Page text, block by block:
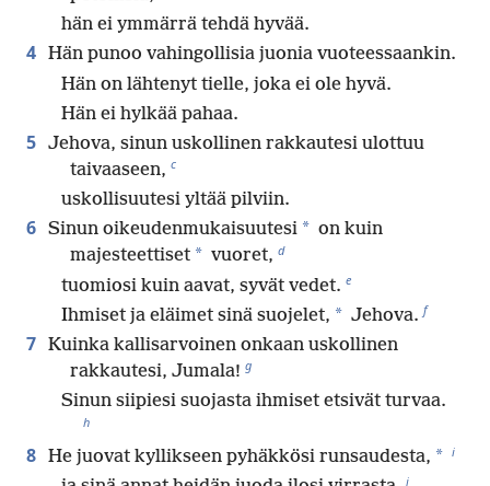
hän ei ymmärrä tehdä hyvää.
4 Hän punoo vahingollisia juonia vuoteessaankin.
Hän on lähtenyt tielle, joka ei ole hyvä.
Hän ei hylkää pahaa.
5 Jehova, sinun uskollinen rakkautesi ulottuu
taivaaseen, c
uskollisuutesi yltää pilviin.
6 Sinun oikeudenmukaisuutesi * on kuin
majesteettiset * vuoret, d
tuomiosi kuin aavat, syvät vedet. e
Ihmiset ja eläimet sinä suojelet, * Jehova. f
7 Kuinka kallisarvoinen onkaan uskollinen
rakkautesi, Jumala! g
Sinun siipiesi suojasta ihmiset etsivät turvaa.
h
8 He juovat kyllikseen pyhäkkösi runsaudesta, * i
j